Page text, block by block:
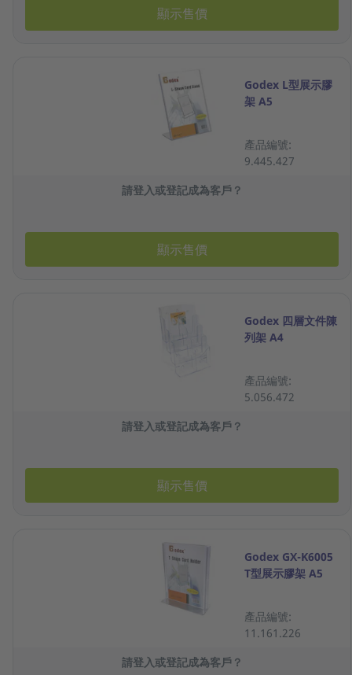
顯示售價
Godex L型展示膠
架 A5
產品編號:
9.445.427
請登入或登記成為客戶？
顯示售價
Godex 四層文件陳
列架 A4
產品編號:
5.056.472
請登入或登記成為客戶？
顯示售價
Godex GX-K6005
T型展示膠架 A5
產品編號:
11.161.226
請登入或登記成為客戶？